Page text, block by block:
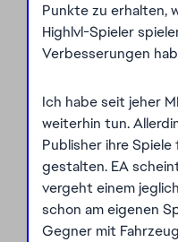
Punkte zu erhalten,
Highlvl-Spieler
Verbesserungen
Ich habe seit jeher
weiterhin tun.
Publisher ihre
gestalten. EA
vergeht einem
schon am eigenen
Gegner mit